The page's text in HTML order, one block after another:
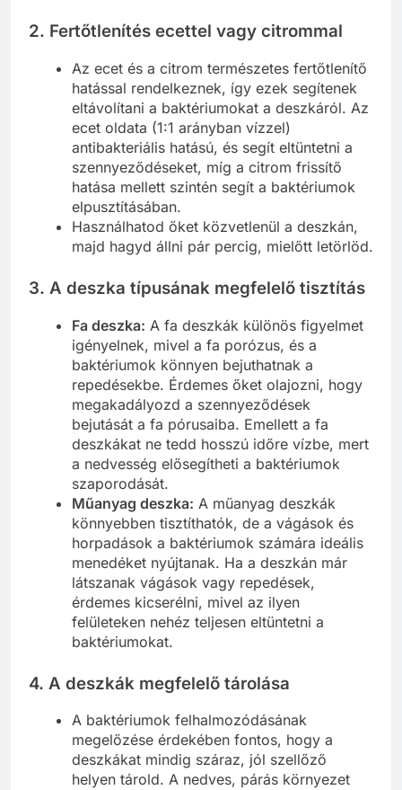
2. Fertőtlenítés ecettel vagy citrommal
Az ecet és a citrom természetes fertőtlenítő
hatással rendelkeznek, így ezek segítenek
eltávolítani a baktériumokat a deszkáról. Az
ecet oldata (1:1 arányban vízzel)
antibakteriális hatású, és segít eltüntetni a
szennyeződéseket, míg a citrom frissítő
hatása mellett szintén segít a baktériumok
elpusztításában.
Használhatod őket közvetlenül a deszkán,
majd hagyd állni pár percig, mielőtt letörlöd.
3. A deszka típusának megfelelő tisztítás
Fa deszka: A fa deszkák különös figyelmet
igényelnek, mivel a fa porózus, és a
baktériumok könnyen bejuthatnak a
repedésekbe. Érdemes őket olajozni, hogy
megakadályozd a szennyeződések
bejutását a fa pórusaiba. Emellett a fa
deszkákat ne tedd hosszú időre vízbe, mert
a nedvesség elősegítheti a baktériumok
szaporodását.
Műanyag deszka: A műanyag deszkák
könnyebben tisztíthatók, de a vágások és
horpadások a baktériumok számára ideális
menedéket nyújtanak. Ha a deszkán már
látszanak vágások vagy repedések,
érdemes kicserélni, mivel az ilyen
felületeken nehéz teljesen eltüntetni a
baktériumokat.
4. A deszkák megfelelő tárolása
A baktériumok felhalmozódásának
megelőzése érdekében fontos, hogy a
deszkákat mindig száraz, jól szellőző
helyen tárold. A nedves, párás környezet